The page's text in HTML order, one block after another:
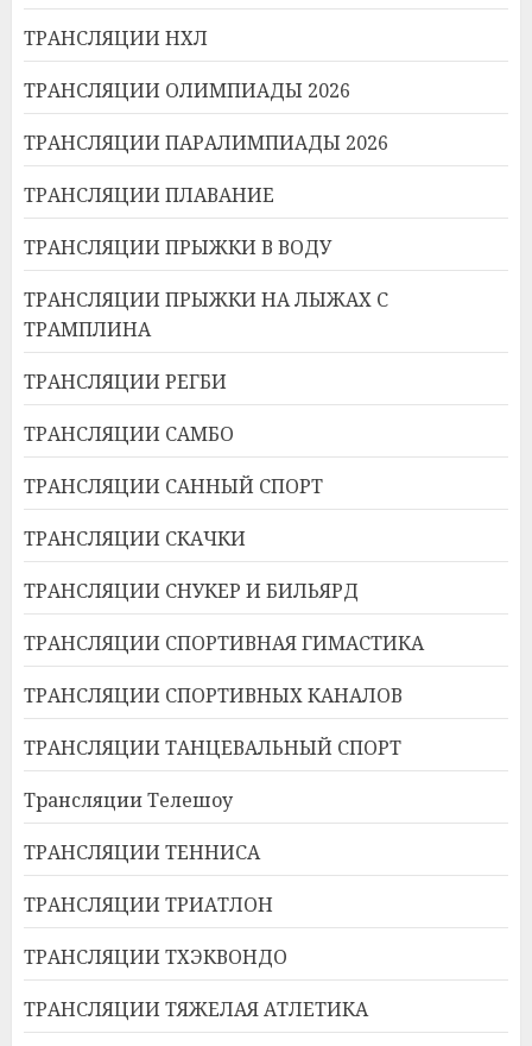
ТРАНСЛЯЦИИ НХЛ
ТРАНСЛЯЦИИ ОЛИМПИАДЫ 2026
ТРАНСЛЯЦИИ ПАРАЛИМПИАДЫ 2026
ТРАНСЛЯЦИИ ПЛАВАНИЕ
ТРАНСЛЯЦИИ ПРЫЖКИ В ВОДУ
ТРАНСЛЯЦИИ ПРЫЖКИ НА ЛЫЖАХ С
ТРАМПЛИНА
ТРАНСЛЯЦИИ РЕГБИ
ТРАНСЛЯЦИИ САМБО
ТРАНСЛЯЦИИ САННЫЙ СПОРТ
ТРАНСЛЯЦИИ СКАЧКИ
ТРАНСЛЯЦИИ СНУКЕР И БИЛЬЯРД
ТРАНСЛЯЦИИ СПОРТИВНАЯ ГИМАСТИКА
ТРАНСЛЯЦИИ СПОРТИВНЫХ КАНАЛОВ
ТРАНСЛЯЦИИ ТАНЦЕВАЛЬНЫЙ СПОРТ
Трансляции Телешоу
ТРАНСЛЯЦИИ ТЕННИСА
ТРАНСЛЯЦИИ ТРИАТЛОН
ТРАНСЛЯЦИИ ТХЭКВОНДО
ТРАНСЛЯЦИИ ТЯЖЕЛАЯ АТЛЕТИКА